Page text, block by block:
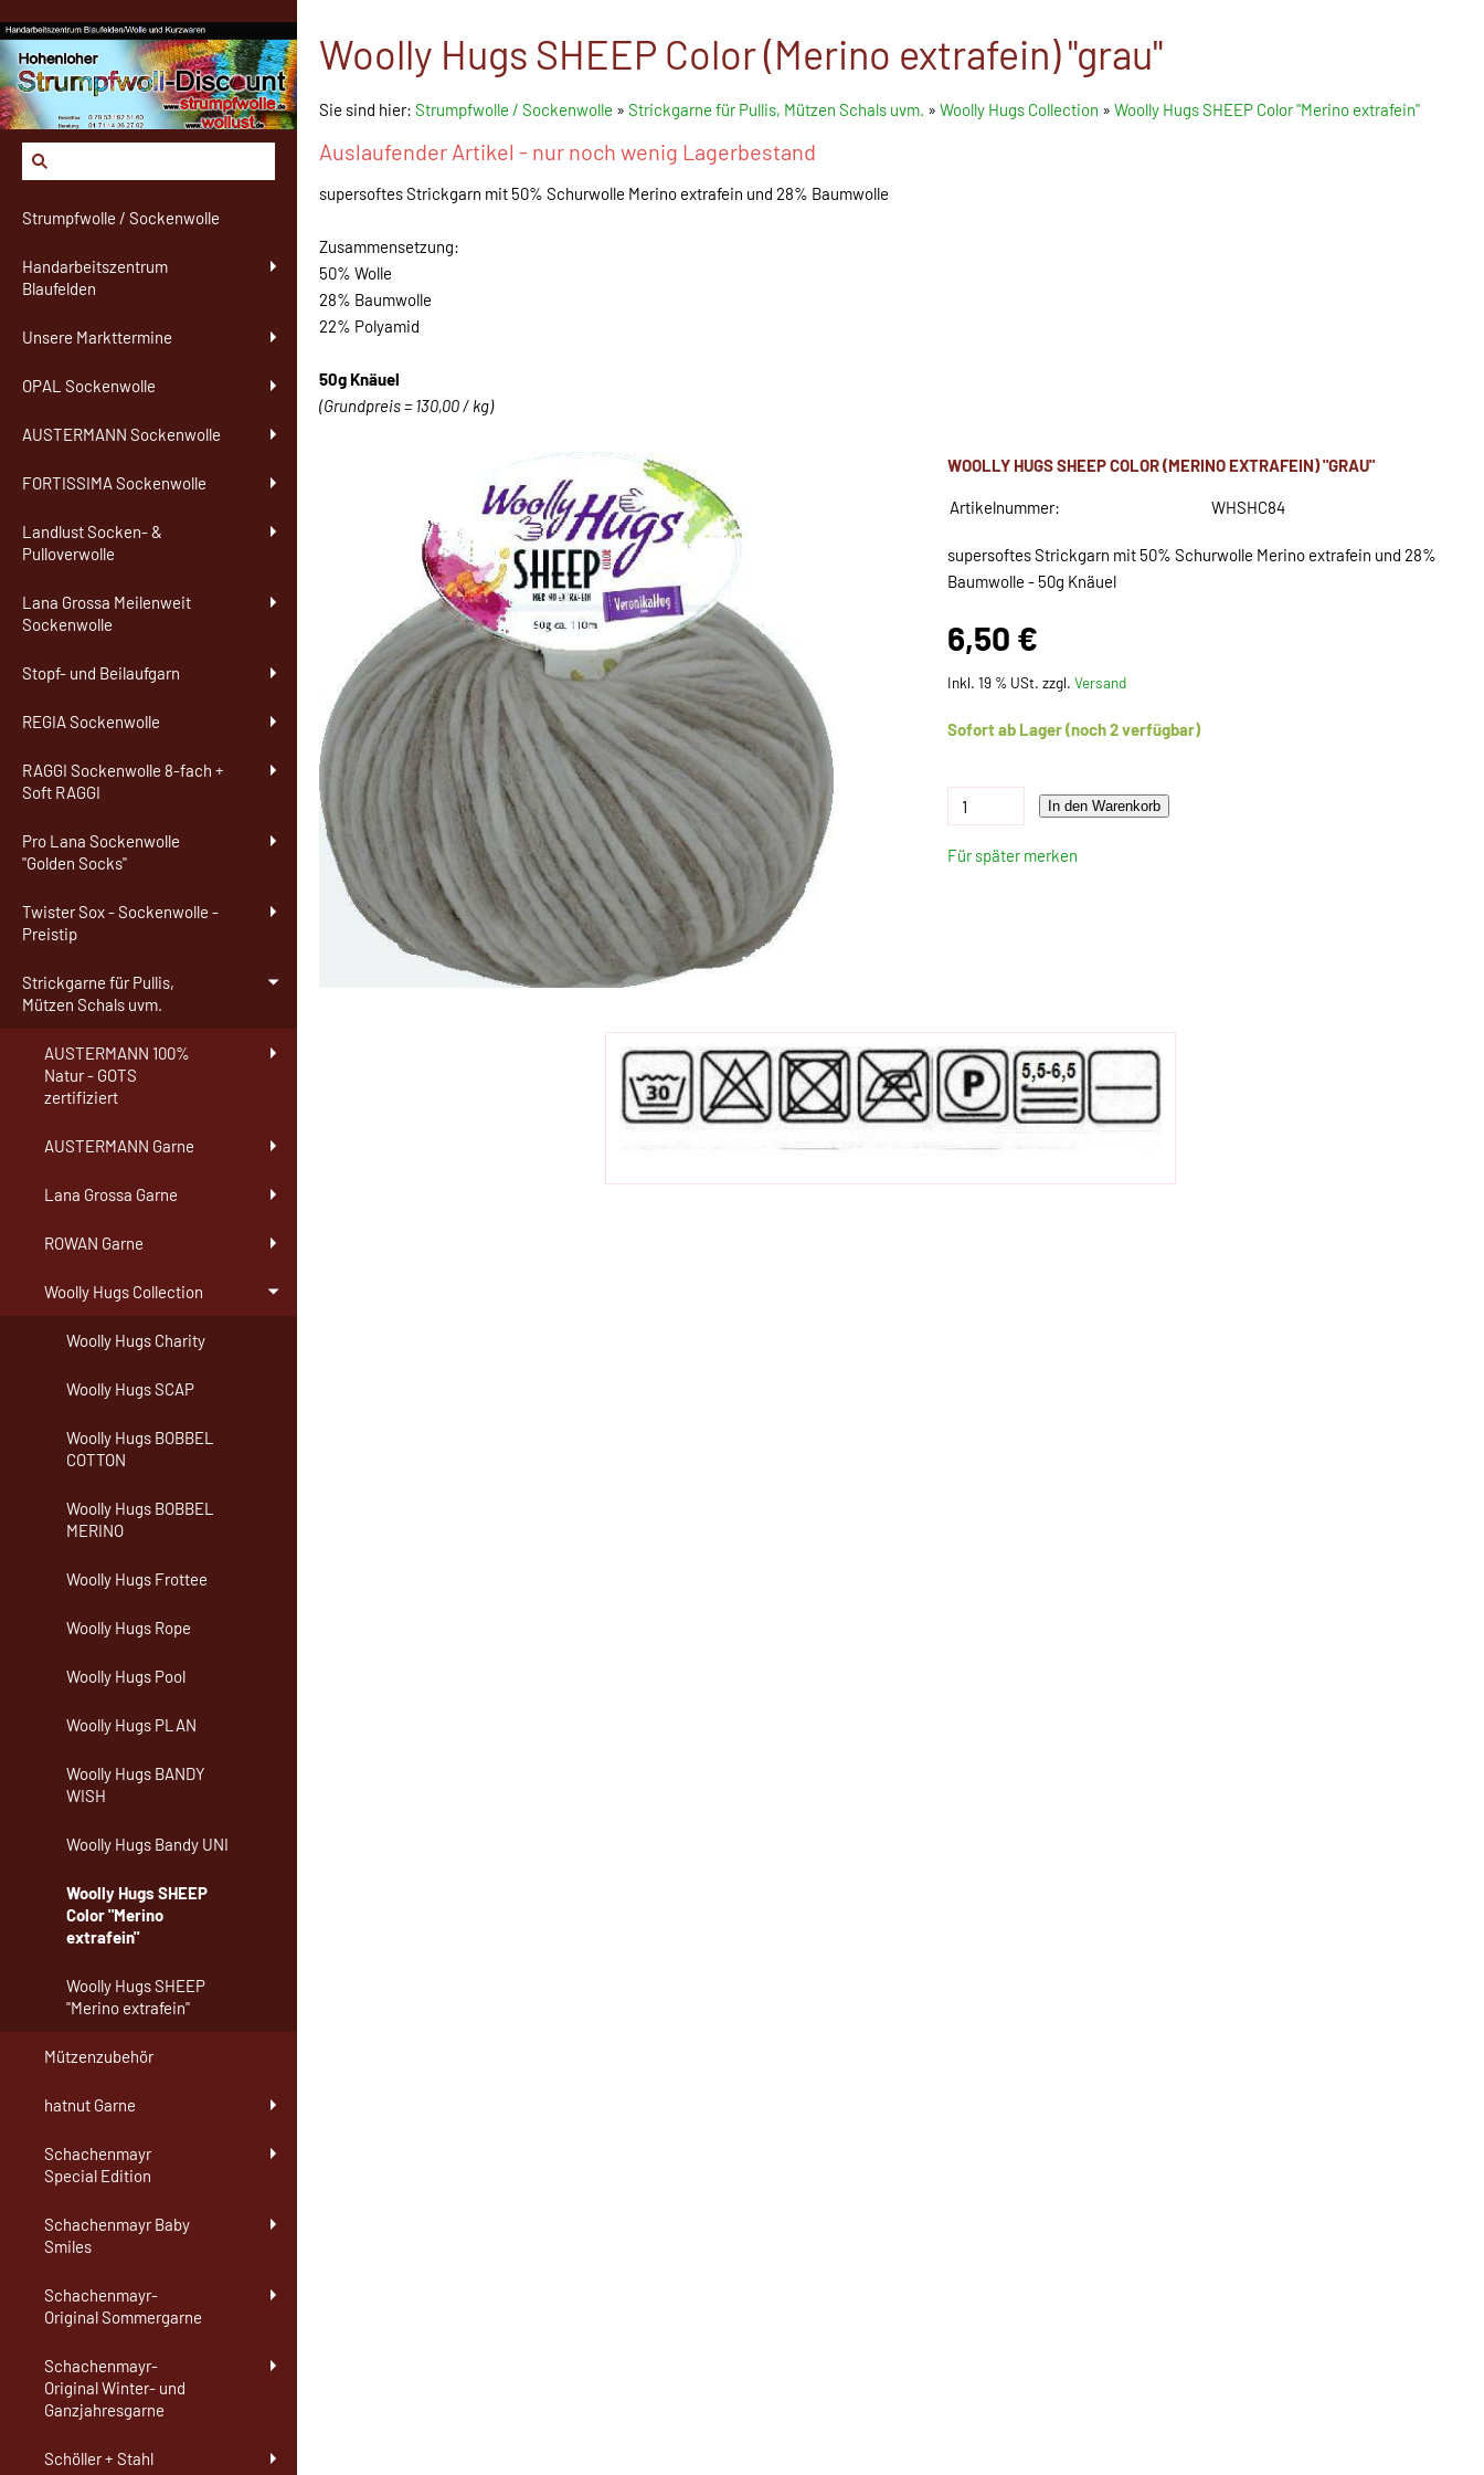
Strumpfwolle / Sockenwolle
Handarbeitszentrum
Blaufelden
Unsere Markttermine
OPAL Sockenwolle
AUSTERMANN Sockenwolle
FORTISSIMA Sockenwolle
Landlust Socken- &
Pulloverwolle
Lana Grossa Meilenweit
Sockenwolle
Stopf- und Beilaufgarn
REGIA Sockenwolle
RAGGI Sockenwolle 8-fach +
Soft RAGGI
Pro Lana Sockenwolle
"Golden Socks"
Twister Sox - Sockenwolle -
Preistip
Strickgarne für Pullis,
Mützen Schals uvm.
AUSTERMANN 100%
Natur - GOTS
zertifiziert
AUSTERMANN Garne
Lana Grossa Garne
ROWAN Garne
Woolly Hugs Collection
Woolly Hugs Charity
Woolly Hugs SCAP
Woolly Hugs BOBBEL
COTTON
Woolly Hugs BOBBEL
MERINO
Woolly Hugs Frottee
Woolly Hugs Rope
Woolly Hugs Pool
Woolly Hugs PLAN
Woolly Hugs BANDY
WISH
Woolly Hugs Bandy UNI
Woolly Hugs SHEEP
Color "Merino
extrafein"
Woolly Hugs SHEEP
"Merino extrafein"
Mützenzubehör
hatnut Garne
Schachenmayr
Special Edition
Schachenmayr Baby
Smiles
Schachenmayr-
Original Sommergarne
Schachenmayr-
Original Winter- und
Ganzjahresgarne
Schöller + Stahl
Woolly Hugs SHEEP Color (Merino extrafein) "grau"
Sie sind hier: Strumpfwolle / Sockenwolle » Strickgarne für Pullis, Mützen Schals uvm. » Woolly Hugs Collection » Woolly Hugs SHEEP Color "Merino extrafein"
Auslaufender Artikel - nur noch wenig Lagerbestand
supersoftes Strickgarn mit 50% Schurwolle Merino extrafein und 28% Baumwolle
Zusammensetzung:
50% Wolle
28% Baumwolle
22% Polyamid
50g Knäuel
(Grundpreis = 130,00 / kg)
WOOLLY HUGS SHEEP COLOR (MERINO EXTRAFEIN) "GRAU"
Artikelnummer: WHSHC84
supersoftes Strickgarn mit 50% Schurwolle Merino extrafein und 28%
Baumwolle - 50g Knäuel
6,50 €
Inkl. 19 % USt. zzgl.Versand
Sofort ab Lager (noch 2 verfügbar)
In den Warenkorb
Für später merken